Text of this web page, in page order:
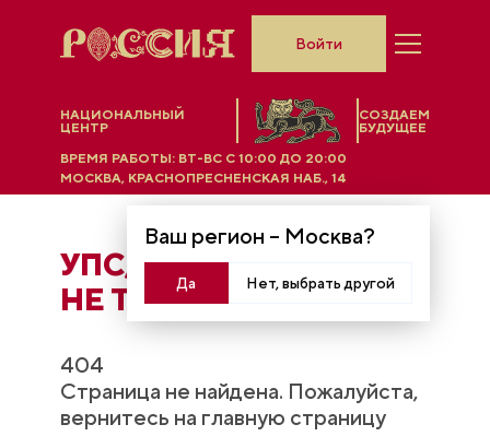
НАЦИОНАЛЬНЫЙ
ЦЕНТР
СОЗДАЕМ
БУДУЩЕЕ
Ваш регион – Москва?
Да Нет, выбрать другой
ВРЕМЯ РАБОТЫ: ВТ-ВС C 10:00 ДО 20:00
МОСКВА, КРАСНОПРЕСНЕНСКАЯ НАБ., 14
Войти
УПС, ЧТO-ТО ПОШЛО
НЕ ТАК...
404
Страница не найдена. Пожалуйста,
вернитесь на главную страницу